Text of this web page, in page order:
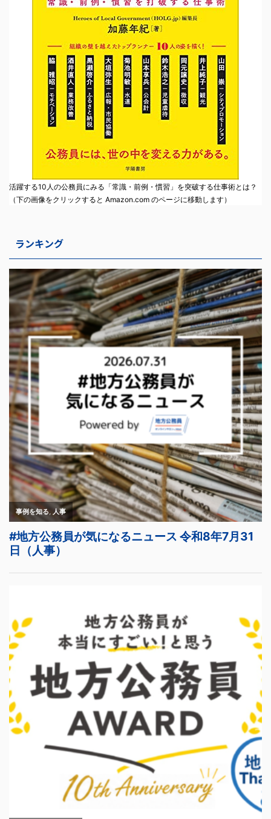
活躍する10人の公務員にみる「常識・前例・慣習」を突破する仕事術とは？
（下の画像をクリックすると Amazon.com のページに移動します）
ランキング